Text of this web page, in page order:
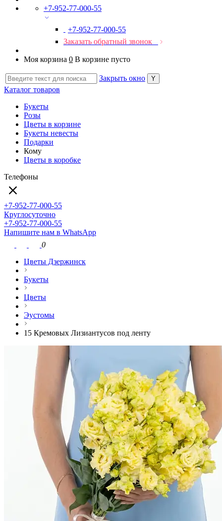
+7-952-77-000-55
+7-952-77-000-55
Заказать обратный звонок
Моя корзина 0 В корзине пусто
Закрыть окно
Каталог товаров
Букеты
Розы
Цветы в корзине
Букеты невесты
Подарки
Кому
Цветы в коробке
Телефоны
+7-952-77-000-55
Круглосуточно
+7-952-77-000-55
Напишите нам в WhatsApp
0
Цветы Дзержинск
Букеты
Цветы
Эустомы
15 Кремовых Лизиантусов под ленту